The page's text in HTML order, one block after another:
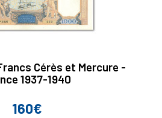
Cérès et Mercure -
1937-1940
Prix
160€